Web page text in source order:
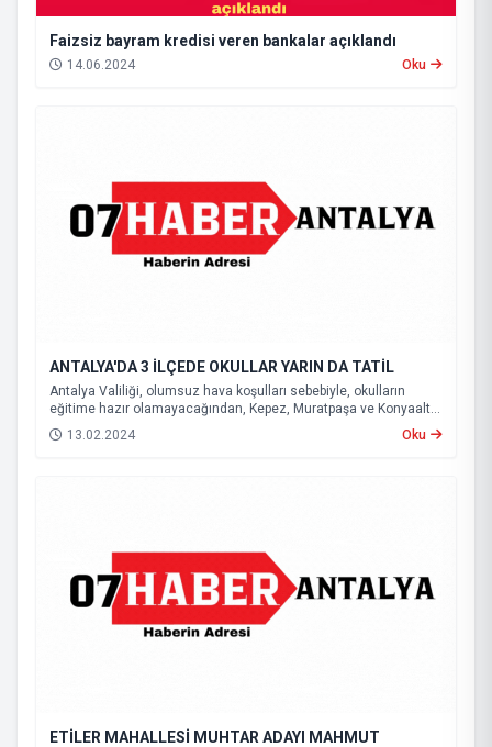
Faizsiz bayram kredisi veren bankalar açıklandı
14.06.2024 Oku
ANTALYA'DA 3 İLÇEDE OKULLAR YARIN DA TATİL
Antalya Valiliği, olumsuz hava koşulları sebebiyle, okulların
eğitime hazır olamayacağından, Kepez, Muratpaşa ve Konyaaltı
ilçelerinde eğitime yarın da ara verileceğini açıkladı.
13.02.2024 Oku
ETİLER MAHALLESİ MUHTAR ADAYI MAHMUT